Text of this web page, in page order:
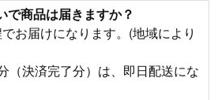
で商品は届きますか？
お届けになります。(地域により
（決済完了分）は、即日配送にな